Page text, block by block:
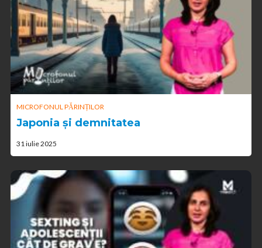
MICROFONUL PĂRINȚILOR
Japonia și demnitatea
31 iulie 2025